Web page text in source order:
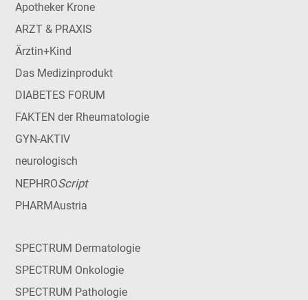
Apotheker Krone
ARZT & PRAXIS
Ärztin+Kind
Das Medizinprodukt
DIABETES FORUM
FAKTEN der Rheumatologie
GYN-AKTIV
neurologisch
NEPHROScript
PHARMAustria
SPECTRUM Dermatologie
SPECTRUM Onkologie
SPECTRUM Pathologie